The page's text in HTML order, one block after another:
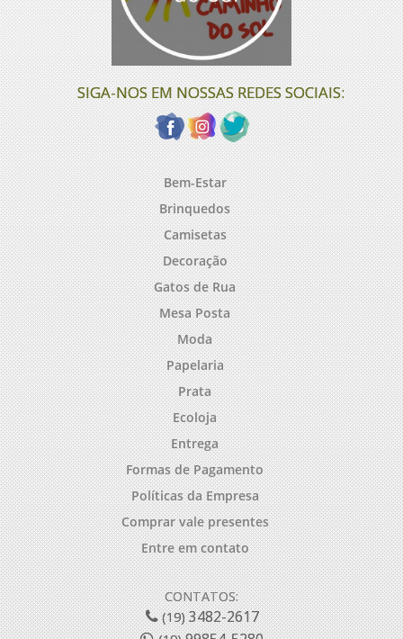
SIGA-NOS EM NOSSAS REDES SOCIAIS:
Bem-Estar
Brinquedos
Camisetas
Decoração
Gatos de Rua
Mesa Posta
Moda
Papelaria
Prata
Ecoloja
Entrega
Formas de Pagamento
Políticas da Empresa
Comprar vale presentes
Entre em contato
CONTATOS:
(19)3482-2617